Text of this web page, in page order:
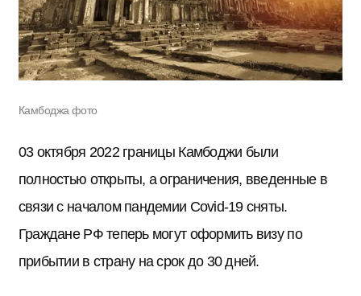
Камбоджа фото
03 октября 2022 границы Камбоджи были
полностью открыты, а ограничения, введенные в
связи с началом пандемии Covid-19 сняты.
Граждане РФ теперь могут оформить визу по
прибытии в страну на срок до 30 дней.